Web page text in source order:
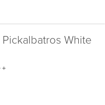
Pickalbatros White
+